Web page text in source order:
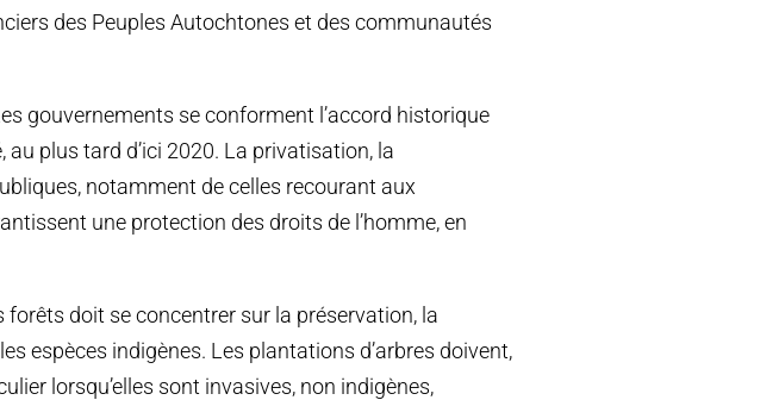
des Peuples Autochtones et des communautés
gouvernements se conforment l’accord historique
plus tard d’ici 2020. La privatisation, la
notamment de celles recourant aux
une protection des droits de l’homme, en
forêts doit se concentrer sur la préservation, la
espèces indigènes. Les plantations d’arbres doivent,
lorsqu’elles sont invasives, non indigènes,